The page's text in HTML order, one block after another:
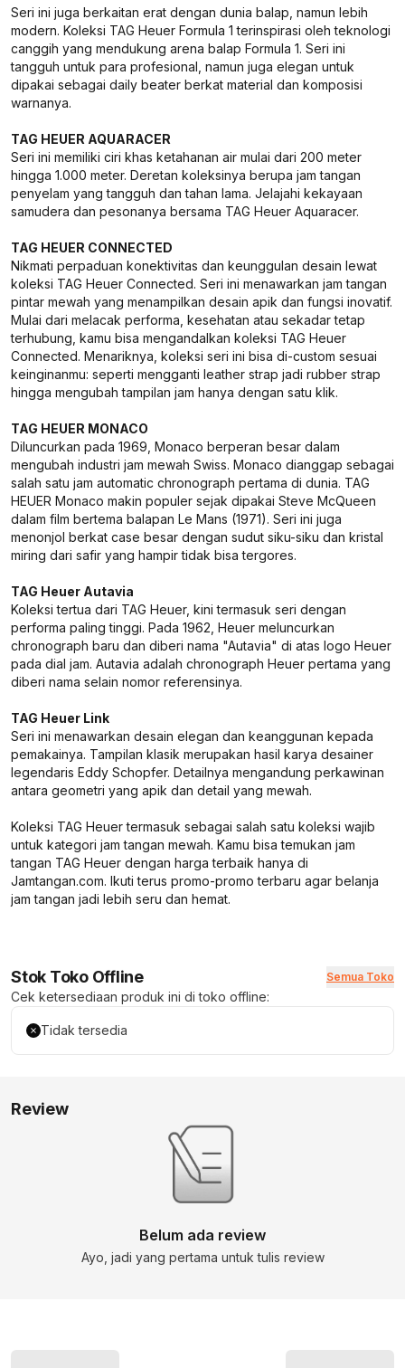
Seri ini juga berkaitan erat dengan dunia balap, namun lebih
modern. Koleksi TAG Heuer Formula 1 terinspirasi oleh teknologi
canggih yang mendukung arena balap Formula 1. Seri ini
tangguh untuk para profesional, namun juga elegan untuk
dipakai sebagai daily beater berkat material dan komposisi
warnanya.
TAG HEUER AQUARACER
Seri ini memiliki ciri khas ketahanan air mulai dari 200 meter
hingga 1.000 meter. Deretan koleksinya berupa jam tangan
penyelam yang tangguh dan tahan lama. Jelajahi kekayaan
samudera dan pesonanya bersama TAG Heuer Aquaracer.
TAG HEUER CONNECTED
Nikmati perpaduan konektivitas dan keunggulan desain lewat
koleksi TAG Heuer Connected. Seri ini menawarkan jam tangan
pintar mewah yang menampilkan desain apik dan fungsi inovatif.
Mulai dari melacak performa, kesehatan atau sekadar tetap
terhubung, kamu bisa mengandalkan koleksi TAG Heuer
Connected. Menariknya, koleksi seri ini bisa di-custom sesuai
keinginanmu: seperti mengganti leather strap jadi rubber strap
hingga mengubah tampilan jam hanya dengan satu klik.
TAG HEUER MONACO
Diluncurkan pada 1969, Monaco berperan besar dalam
mengubah industri jam mewah Swiss. Monaco dianggap sebagai
salah satu jam automatic chronograph pertama di dunia. TAG
HEUER Monaco makin populer sejak dipakai Steve McQueen
dalam film bertema balapan Le Mans (1971). Seri ini juga
menonjol berkat case besar dengan sudut siku-siku dan kristal
miring dari safir yang hampir tidak bisa tergores.
TAG Heuer Autavia
Koleksi tertua dari TAG Heuer, kini termasuk seri dengan
performa paling tinggi. Pada 1962, Heuer meluncurkan
chronograph baru dan diberi nama "Autavia" di atas logo Heuer
pada dial jam. Autavia adalah chronograph Heuer pertama yang
diberi nama selain nomor referensinya.
TAG Heuer Link
Seri ini menawarkan desain elegan dan keanggunan kepada
pemakainya. Tampilan klasik merupakan hasil karya desainer
legendaris Eddy Schopfer. Detailnya mengandung perkawinan
antara geometri yang apik dan detail yang mewah.
Koleksi TAG Heuer termasuk sebagai salah satu koleksi wajib
untuk kategori jam tangan mewah. Kamu bisa temukan jam
tangan TAG Heuer dengan harga terbaik hanya di
Jamtangan.com. Ikuti terus promo-promo terbaru agar belanja
jam tangan jadi lebih seru dan hemat.
Stok Toko Offline Semua Toko
Cek ketersediaan produk ini di toko offline:
Tidak tersedia
Review
Belum ada review
Ayo, jadi yang pertama untuk tulis review